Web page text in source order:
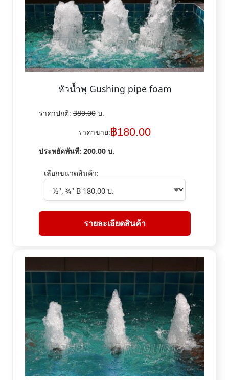
หัวน้ำพุ Gushing pipe foam
ราคาปกติ:380.00บ.
ราคาขาย:฿180.00
ประหยัดทันที: 200.00บ.
เลือกขนาดสินค้า:
รายละเอียดสินค้า